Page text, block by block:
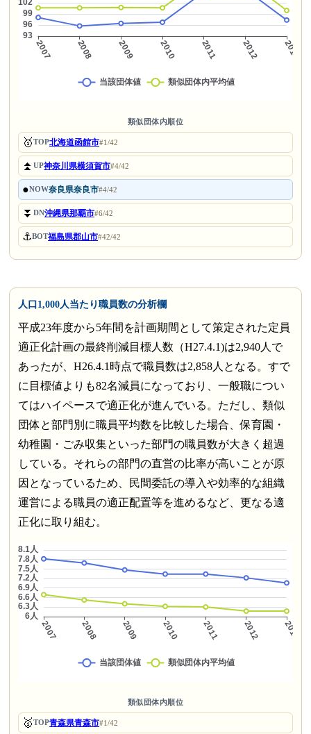
類似団体内順位
🥇TOP北海道函館市#1/42
⏫UP神奈川県横須賀市#4/42
●NOW奈良県奈良市#4/42
⏬DN沖縄県那覇市#6/42
⚓BOT福島県郡山市#42/42
人口1,000人当たり職員数の分析欄
平成23年度から5年間を計画期間として策定された定員
適正化計画の最終削減目標人数（H27.4.1)は2,940人で
あったが、H26.4.1時点で職員数は2,858人となる。すで
に目標値よりも82名減員になっており、一般職につい
てはハイペースで適正化が進んでいる。ただし、類似
団体と部門別に職員平均数を比較した場合、保育園・
幼稚園・ごみ収集といった部門の職員数が大きく超過
している。それらの部門の直営の比率が高いことが原
因となっているため、民間委託の導入や効率的な組織
運営による職員の適正配置等を進めるなど、更なる適
正化に取り組む。
類似団体内順位
🥇TOP青森県青森市#1/42